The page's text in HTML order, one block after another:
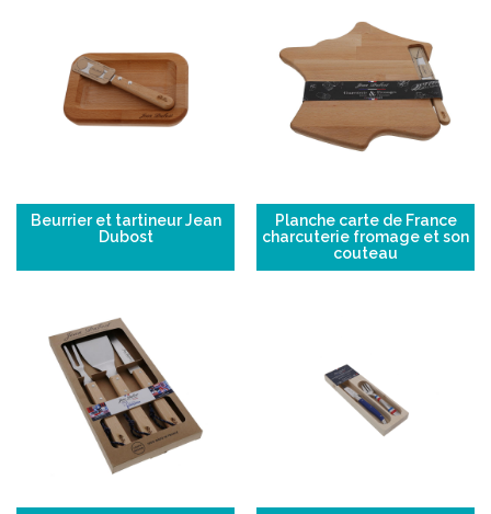
Beurrier et tartineur Jean
Dubost
Planche carte de France
charcuterie fromage et son
couteau